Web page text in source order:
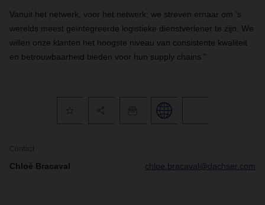
Vanuit het netwerk, voor het netwerk: we streven ernaar om 's
werelds meest geïntegreerde logistieke dienstverlener te zijn. We
willen onze klanten het hoogste niveau van consistente kwaliteit
en betrouwbaarheid bieden voor hun supply chains."
Contact
Chloé Bracaval chloe.bracaval@dachser.com